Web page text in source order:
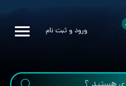
ورود و ثبت نام